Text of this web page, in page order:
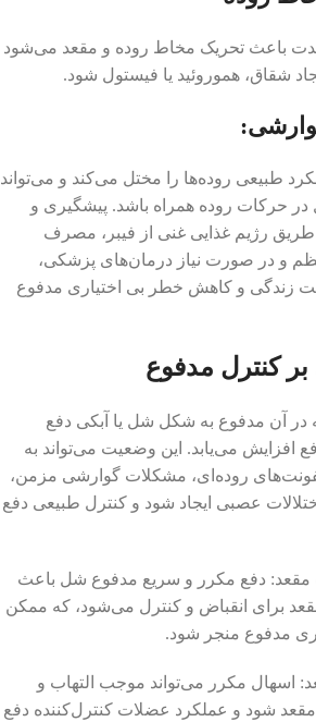
باعث تحریک مخاط روده و مقعد می‌شود
شقاق، هموروئید یا فیستول شود.
طبیعی روده‌ها را مختل می‌کند و می‌تواند
در حرکات روده همراه باشد. پیشگیری و
رژیم غذایی غنی از فیبر، مصرف
و در صورت نیاز درمان‌های پزشکی،
زندگی و کاهش خطر بی اختیاری مدفوع
بر کنترل مدفوع
آن مدفوع به شکل شل یا آبکی دفع
افزایش می‌یابد. این وضعیت می‌تواند به
روده‌ای، مشکلات گوارشی مزمن،
عصبی ایجاد شود و کنترل طبیعی دفع
مقعد: دفع مکرر و سریع مدفوع شل باعث
برای انقباض و کنترل می‌شود، که ممکن
مدفوع منجر شود.
اسهال مکرر می‌تواند موجب التهاب و
شود و عملکرد عضلات کنترل‌کننده دفع